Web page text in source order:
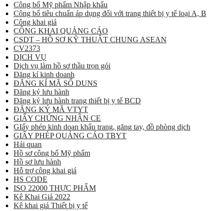
Công bố Mỹ phẩm Nhập khẩu
Công bố tiêu chuẩn áp dụng đối với trang thiết bị y tế loại A, B
Công khai giá
CÔNG KHAI QUẢNG CÁO
CSDT – HỒ SƠ KỸ THUẬT CHUNG ASEAN
CV2373
DỊCH VỤ
Dịch vụ làm hồ sơ thầu trọn gói
Đăng kí kinh doanh
ĐĂNG KÍ MÃ SỐ DUNS
Đăng ký lưu hành
Đăng ký lưu hành trang thiết bị y tế BCD
ĐĂNG KÝ MÃ VTYT
GIẤY CHỨNG NHẬN CE
GIấy phép kinh doan khẩu trang, găng tay, đồ phòng dịch
GIẤY PHÉP QUẢNG CÁO TBYT
Hải quan
Hồ sơ công bố Mỹ phẩm
Hồ sơ lưu hành
Hỗ trợ công khai giá
HS CODE
ISO 22000 THỰC PHẨM
Kê Khai Giá 2022
Kê khai giá Thiết bị y tế